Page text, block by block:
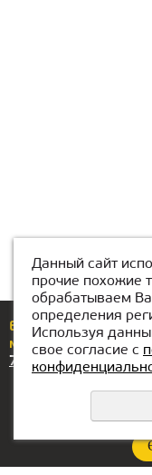
Егер сізде
мына нөмірлер
74
Данный сайт
прочие похожие
обрабатываем
определения
Используя
свое согласие с